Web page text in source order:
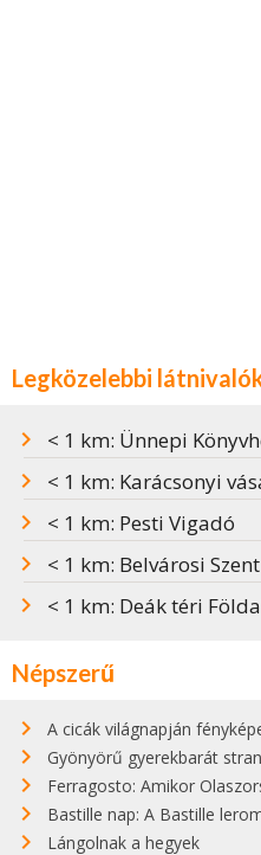
Legközelebbi
< 1 km: Ünnepi
< 1 km: Karácsonyi
< 1 km: Pesti Vigadó
< 1 km: Belvárosi Szent
< 1 km: Deák téri
Népszerű
A cicák világnapján fényképeztük
Gyönyörű gyerekbarát strandok
Ferragosto: Amikor
Bastille nap: A Bastille
Lángolnak a hegyek